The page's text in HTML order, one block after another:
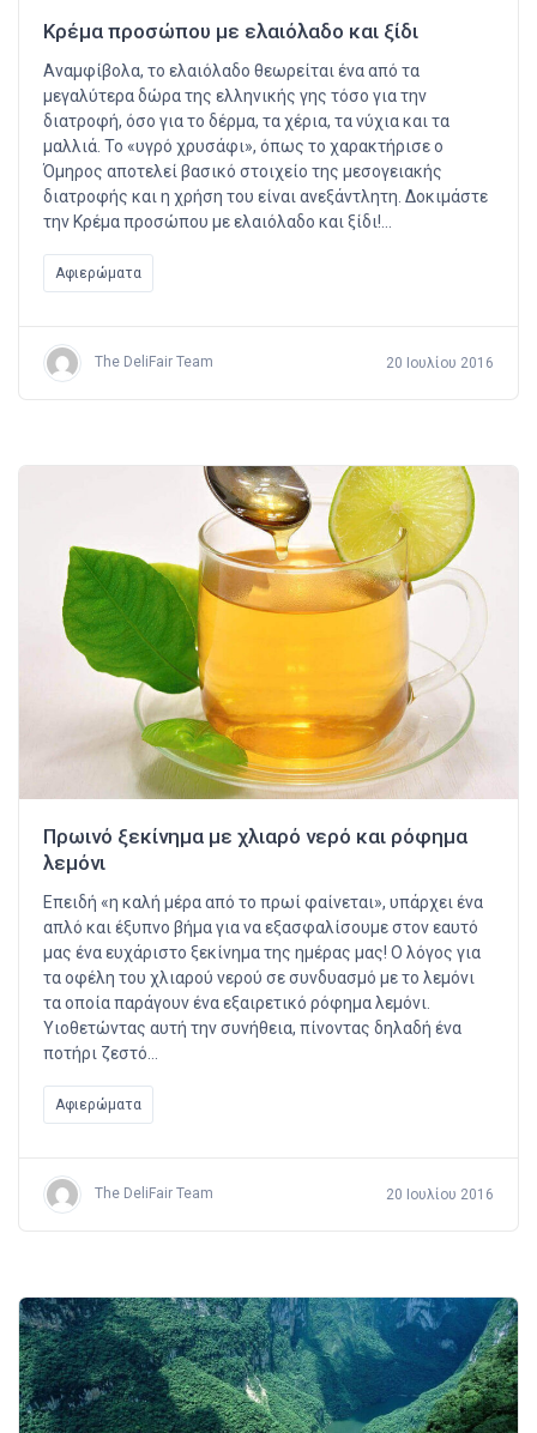
Κρέμα προσώπου με ελαιόλαδο και ξίδι
Αναμφίβολα, το ελαιόλαδο θεωρείται ένα από τα
μεγαλύτερα δώρα της ελληνικής γης τόσο για την
διατροφή, όσο για το δέρμα, τα χέρια, τα νύχια και τα
μαλλιά. Το «υγρό χρυσάφι», όπως το χαρακτήρισε ο
Όμηρος αποτελεί βασικό στοιχείο της μεσογειακής
διατροφής και η χρήση του είναι ανεξάντλητη. Δοκιμάστε
την Κρέμα προσώπου με ελαιόλαδο και ξίδι!…
Αφιερώματα
The DeliFair Team 20 Ιουλίου 2016
Πρωινό ξεκίνημα με χλιαρό νερό και ρόφημα
λεμόνι
Επειδή «η καλή μέρα από το πρωί φαίνεται», υπάρχει ένα
απλό και έξυπνο βήμα για να εξασφαλίσουμε στον εαυτό
μας ένα ευχάριστο ξεκίνημα της ημέρας μας! Ο λόγος για
τα οφέλη του χλιαρού νερού σε συνδυασμό με το λεμόνι
τα οποία παράγουν ένα εξαιρετικό ρόφημα λεμόνι.
Υιοθετώντας αυτή την συνήθεια, πίνοντας δηλαδή ένα
ποτήρι ζεστό…
Αφιερώματα
The DeliFair Team 20 Ιουλίου 2016